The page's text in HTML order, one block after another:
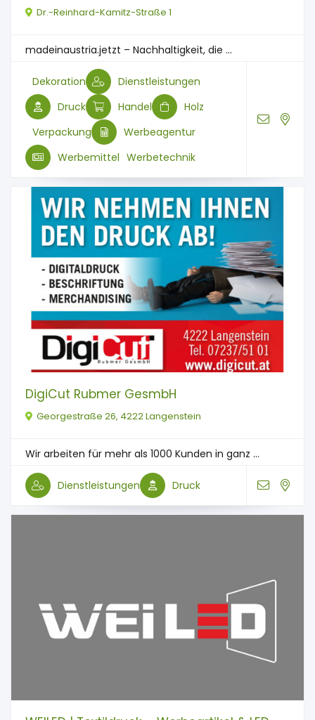
Dr.-Reinhard-Kamitz-Straße 1
madeinaustria.jetzt – Nachhaltigkeit, die ...
Dekoration
Dienstleistungen
Druck
Handel
Holz
Verpackung
Werbeagentur
Werbemittel Werbetechnik
DigiCut Rubmer GesmbH
Georgestraße 26, 4222 Langenstein
Wir arbeiten für mehr als 1000 Kunden in ganz ...
Dienstleistungen Druck